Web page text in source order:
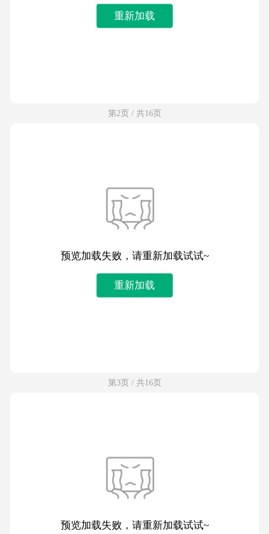
重新加载
第2页 / 共16页
预览加载失败，请重新加载试试~
重新加载
第3页 / 共16页
预览加载失败，请重新加载试试~